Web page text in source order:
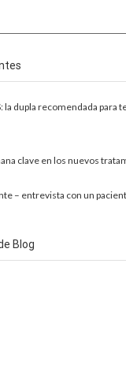
la dupla recomendada para
clave en los nuevos
– entrevista con un
Blog